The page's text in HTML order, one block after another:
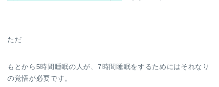
ただ
もとから5時間睡眠の人が、7時間睡眠をするためにはそれなり
の覚悟が必要です。